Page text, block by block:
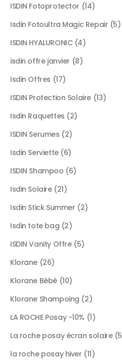
ISDIN Fotoprotector 14
Isdin Fotoultra Magic Repair 5
ISDIN HYALURONIC 4
isdin offre janvier 8
Isdin Offres 17
ISDIN Protection Solaire 13
Isdin Raquettes 2
ISDIN Serumes 2
Isdin Serviette 6
ISDIN Shampoo 6
Isdin Solaire 21
Isdin Stick Summer 2
Isdin tote bag 2
ISDIN Vanity Offre 5
Klorane 26
Klorane Bébé 10
Klorane Shampoing 2
LA ROCHE Posay -10% 1
La roche posay écran solaire 5
la roche posay hiver 11